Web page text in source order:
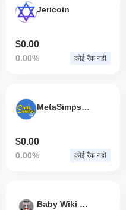
Jericoin
$0.00
0.00% कोई रैंक नहीं
MetaSimpsons
$0.00
0.00% कोई रैंक नहीं
Baby Wiki Cat